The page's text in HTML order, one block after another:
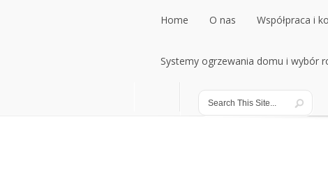
Home
Home
O nas
O nas
Współpraca i
Współpraca i
Systemy ogrzewania domu i wybór
Systemy ogrzewania domu i wybór